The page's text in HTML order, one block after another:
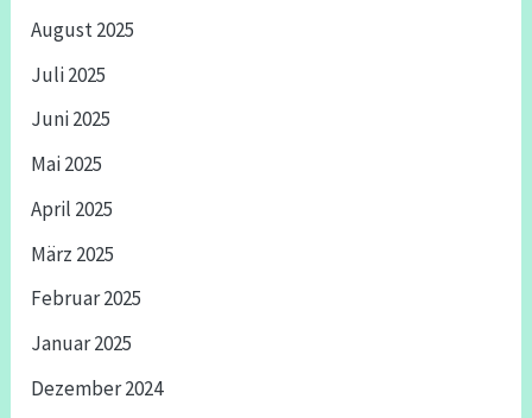
August 2025
Juli 2025
Juni 2025
Mai 2025
April 2025
März 2025
Februar 2025
Januar 2025
Dezember 2024